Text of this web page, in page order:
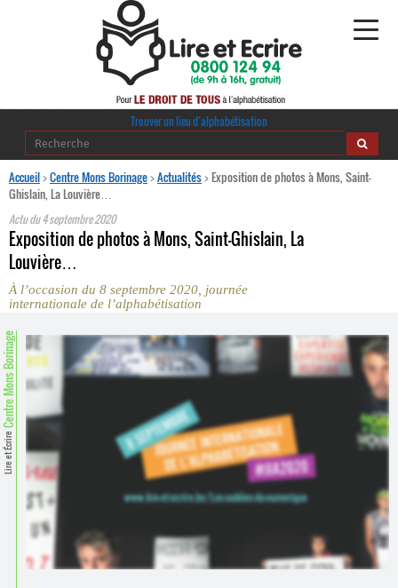
Alphabétisation
Comprendre et parler
Bienvenue en Belgique
Espace presse
Trouver un lieu d’alphabétisation
Trouver un lieu d’alphabétisation
Accueil>Centre Mons Borinage>Actualités>Exposition de photos à Mons, Saint-
Ghislain, La Louvière…
Actu du4 septembre 2020
Exposition de photos à Mons, Saint-Ghislain, La
Louvière…
À l’occasion du 8 septembre 2020, journée
internationale de l’alphabétisation
Lire et Écrire
Centre Mons Borinage